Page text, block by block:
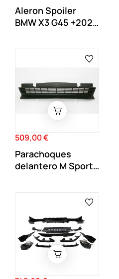
Aleron Spoiler
BMW X3 G45 +2024
Precio
509,00 €
Parachoques
delantero M Sport